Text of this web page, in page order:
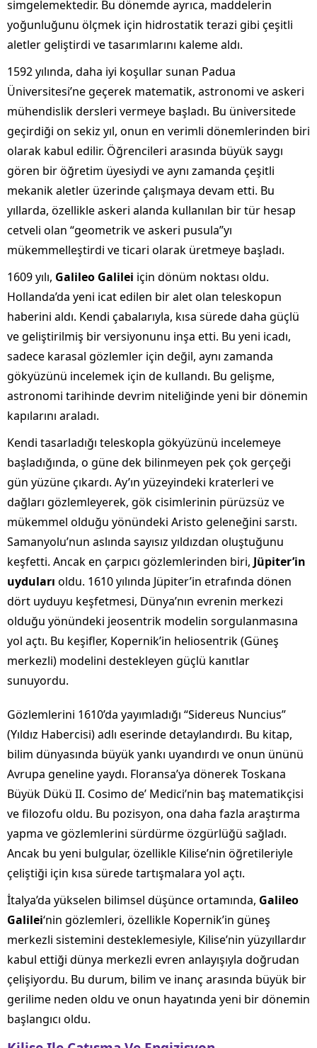
simgelemektedir. Bu dönemde ayrıca, maddelerin
yoğunluğunu ölçmek için hidrostatik terazi gibi çeşitli
aletler geliştirdi ve tasarımlarını kaleme aldı.
1592 yılında, daha iyi koşullar sunan Padua
Üniversitesi’ne geçerek matematik, astronomi ve askeri
mühendislik dersleri vermeye başladı. Bu üniversitede
geçirdiği on sekiz yıl, onun en verimli dönemlerinden biri
olarak kabul edilir. Öğrencileri arasında büyük saygı
gören bir öğretim üyesiydi ve aynı zamanda çeşitli
mekanik aletler üzerinde çalışmaya devam etti. Bu
yıllarda, özellikle askeri alanda kullanılan bir tür hesap
cetveli olan “geometrik ve askeri pusula”yı
mükemmelleştirdi ve ticari olarak üretmeye başladı.
1609 yılı, Galileo Galilei için dönüm noktası oldu.
Hollanda’da yeni icat edilen bir alet olan teleskopun
haberini aldı. Kendi çabalarıyla, kısa sürede daha güçlü
ve geliştirilmiş bir versiyonunu inşa etti. Bu yeni icadı,
sadece karasal gözlemler için değil, aynı zamanda
gökyüzünü incelemek için de kullandı. Bu gelişme,
astronomi tarihinde devrim niteliğinde yeni bir dönemin
kapılarını araladı.
Kendi tasarladığı teleskopla gökyüzünü incelemeye
başladığında, o güne dek bilinmeyen pek çok gerçeği
gün yüzüne çıkardı. Ay’ın yüzeyindeki kraterleri ve
dağları gözlemleyerek, gök cisimlerinin pürüzsüz ve
mükemmel olduğu yönündeki Aristo geleneğini sarstı.
Samanyolu’nun aslında sayısız yıldızdan oluştuğunu
keşfetti. Ancak en çarpıcı gözlemlerinden biri, Jüpiter’in
uyduları oldu. 1610 yılında Jüpiter’in etrafında dönen
dört uyduyu keşfetmesi, Dünya’nın evrenin merkezi
olduğu yönündeki jeosentrik modelin sorgulanmasına
yol açtı. Bu keşifler, Kopernik’in heliosentrik (Güneş
merkezli) modelini destekleyen güçlü kanıtlar
sunuyordu.
Gözlemlerini 1610’da yayımladığı “Sidereus Nuncius”
(Yıldız Habercisi) adlı eserinde detaylandırdı. Bu kitap,
bilim dünyasında büyük yankı uyandırdı ve onun ününü
Avrupa geneline yaydı. Floransa’ya dönerek Toskana
Büyük Dükü II. Cosimo de’ Medici’nin baş matematikçisi
ve filozofu oldu. Bu pozisyon, ona daha fazla araştırma
yapma ve gözlemlerini sürdürme özgürlüğü sağladı.
Ancak bu yeni bulgular, özellikle Kilise’nin öğretileriyle
çeliştiği için kısa sürede tartışmalara yol açtı.
İtalya’da yükselen bilimsel düşünce ortamında, Galileo
Galilei‘nin gözlemleri, özellikle Kopernik’in güneş
merkezli sistemini desteklemesiyle, Kilise’nin yüzyıllardır
kabul ettiği dünya merkezli evren anlayışıyla doğrudan
çelişiyordu. Bu durum, bilim ve inanç arasında büyük bir
gerilime neden oldu ve onun hayatında yeni bir dönemin
başlangıcı oldu.